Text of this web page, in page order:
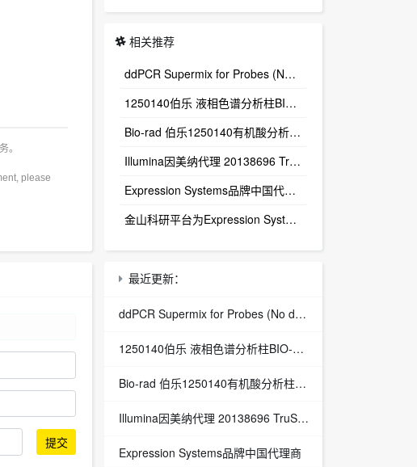
。
please
提交
相关推荐
ddPCR Supermix for Probes (No dUTP) 1863024
1250140伯乐 液相色谱分析柱BIO-RAD Aminex HPX-87H Column
Bio-rad 伯乐1250140有机酸分析柱 1250129保护柱芯 1250131保护柱套
‌Illumina因美纳代理 20138696 TruSight™ Oncology 500 v2 DNA Kit plus Illumina Connected Insights (48 samples)
Expression Systems品牌中国代理商
金山科研平台为Expression Systems（ES）中国独家代理商
最近更新：
ddPCR Supermix for Probes (No dUTP) 1863024
1250140伯乐 液相色谱分析柱BIO-RAD Aminex HPX-87H Column
Bio-rad 伯乐1250140有机酸分析柱 1250129保护柱芯 1250131保护柱套
‌Illumina因美纳代理 20138696 TruSight™ Oncology 500 v2 DNA Kit plus Illumina Connected Insights (48 samples)
Expression Systems品牌中国代理商